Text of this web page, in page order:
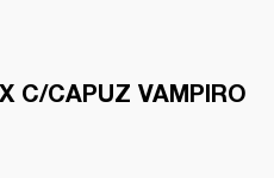
C/CAPUZ VAMPIRO